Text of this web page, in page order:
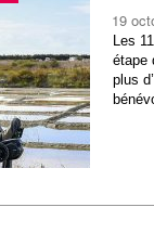
19
Les
étape
plus